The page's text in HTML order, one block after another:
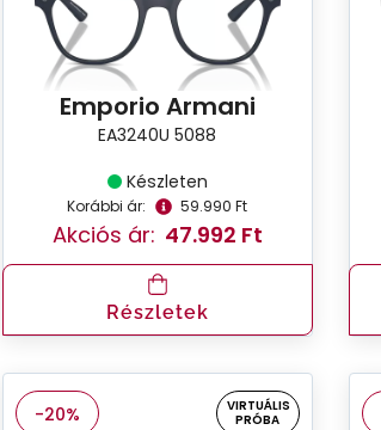
Emporio Armani
EA3240U 5088
Készleten
Korábbi ár: 59.990 Ft
Akciós ár: 47.992 Ft
Részletek
-20%
VIRTUÁLIS
PRÓBA